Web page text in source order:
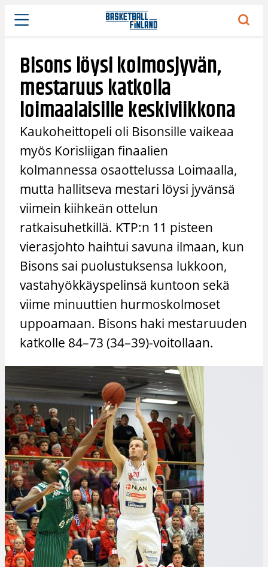
Siirry
sisältöön
Bisons löysi kolmosjyvän,
mestaruus katkolla
loimaalaisille keskiviikkona
Kaukoheittopeli oli Bisonsille vaikeaa
myös Korisliigan finaalien
kolmannessa osaottelussa Loimaalla,
mutta hallitseva mestari löysi jyvänsä
viimein kiihkeän ottelun
ratkaisuhetkillä. KTP:n 11 pisteen
vierasjohto haihtui savuna ilmaan, kun
Bisons sai puolustuksensa lukkoon,
vastahyökkäyspelinsä kuntoon sekä
viime minuuttien hurmoskolmoset
uppoamaan. Bisons haki mestaruuden
katkolle 84–73 (34–39)-voitollaan.